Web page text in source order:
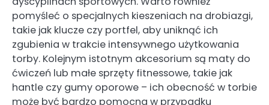
pomyśleć o specjalnych kieszeniach na drobiazgi,
takie jak klucze czy portfel, aby uniknąć ich
zgubienia w trakcie intensywnego użytkowania
torby. Kolejnym istotnym akcesorium są maty do
ćwiczeń lub małe sprzęty fitnessowe, takie jak
hantle czy gumy oporowe – ich obecność w torbie
może być bardzo pomocna w przypadku